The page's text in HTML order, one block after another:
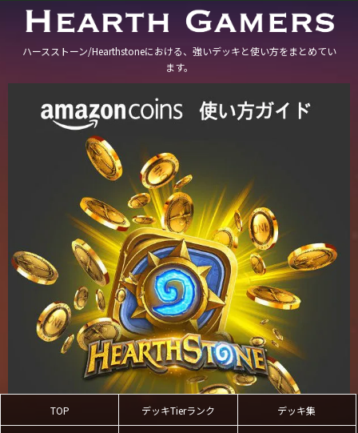
ハースストーン/Hearthstoneにおける、強いデッキと使い方をまとめてい
ます。
TOP デッキTierランク デッキ集